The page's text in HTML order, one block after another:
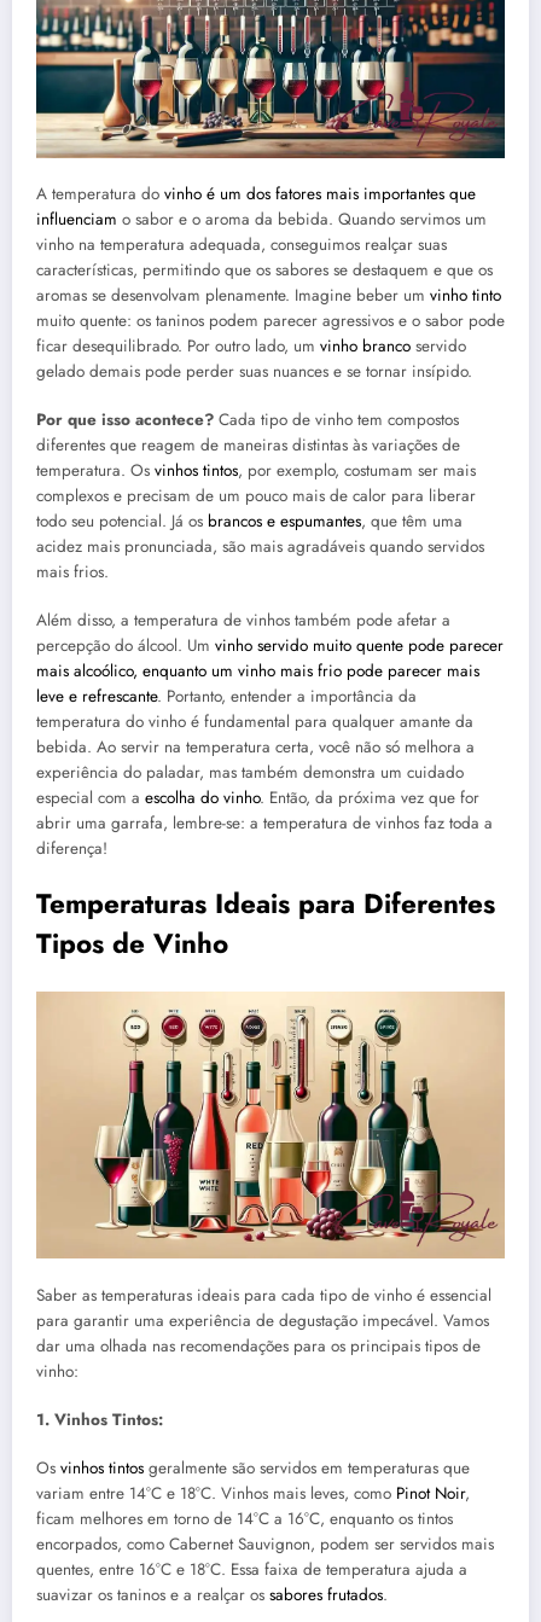
A temperatura do vinho é um dos fatores mais importantes que
influenciam o sabor e o aroma da bebida. Quando servimos um
vinho na temperatura adequada, conseguimos realçar suas
características, permitindo que os sabores se destaquem e que os
aromas se desenvolvam plenamente. Imagine beber um vinho tinto
muito quente: os taninos podem parecer agressivos e o sabor pode
ficar desequilibrado. Por outro lado, um vinho branco servido
gelado demais pode perder suas nuances e se tornar insípido.
Por que isso acontece? Cada tipo de vinho tem compostos
diferentes que reagem de maneiras distintas às variações de
temperatura. Os vinhos tintos, por exemplo, costumam ser mais
complexos e precisam de um pouco mais de calor para liberar
todo seu potencial. Já os brancos e espumantes, que têm uma
acidez mais pronunciada, são mais agradáveis quando servidos
mais frios.
Além disso, a temperatura de vinhos também pode afetar a
percepção do álcool. Um vinho servido muito quente pode parecer
mais alcoólico, enquanto um vinho mais frio pode parecer mais
leve e refrescante. Portanto, entender a importância da
temperatura do vinho é fundamental para qualquer amante da
bebida. Ao servir na temperatura certa, você não só melhora a
experiência do paladar, mas também demonstra um cuidado
especial com a escolha do vinho. Então, da próxima vez que for
abrir uma garrafa, lembre-se: a temperatura de vinhos faz toda a
diferença!
Temperaturas Ideais para Diferentes
Tipos de Vinho
Saber as temperaturas ideais para cada tipo de vinho é essencial
para garantir uma experiência de degustação impecável. Vamos
dar uma olhada nas recomendações para os principais tipos de
vinho:
1. Vinhos Tintos:
Os vinhos tintos geralmente são servidos em temperaturas que
variam entre 14°C e 18°C. Vinhos mais leves, como Pinot Noir,
ficam melhores em torno de 14°C a 16°C, enquanto os tintos
encorpados, como Cabernet Sauvignon, podem ser servidos mais
quentes, entre 16°C e 18°C. Essa faixa de temperatura ajuda a
suavizar os taninos e a realçar os sabores frutados.